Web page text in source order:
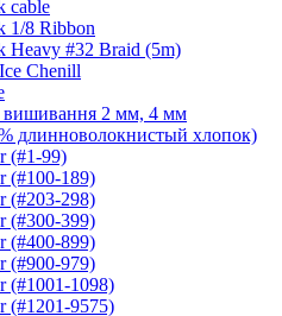
cable
1/8 Ribbon
Heavy #32 Braid (5m)
Chenill
вишивання 2 мм, 4 мм
длинноволокнистый хлопок)
(#1-99)
(#100-189)
(#203-298)
(#300-399)
(#400-899)
(#900-979)
(#1001-1098)
(#1201-9575)